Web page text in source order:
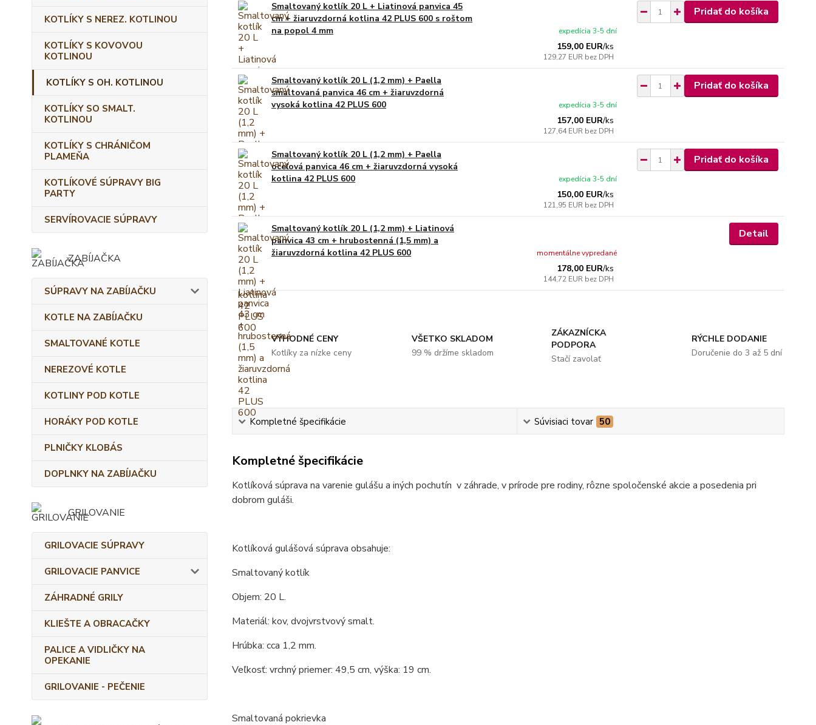
KOTLÍKY S NEREZ. KOTLINOU
KOTLÍKY S KOVOVOU
KOTLINOU
KOTLÍKY S OH. KOTLINOU
KOTLÍKY SO SMALT.
KOTLINOU
KOTLÍKY S CHRÁNIČOM
PLAMEŇA
KOTLÍKOVÉ SÚPRAVY BIG
PARTY
SERVÍROVACIE SÚPRAVY
ZABÍJAČKA
SÚPRAVY NA ZABÍJAČKU
KOTLE NA ZABÍJAČKU
SMALTOVANÉ KOTLE
NEREZOVÉ KOTLE
KOTLINY POD KOTLE
HORÁKY POD KOTLE
PLNIČKY KLOBÁS
DOPLNKY NA ZABÍJAČKU
GRILOVANIE
GRILOVACIE SÚPRAVY
GRILOVACIE PANVICE
ZÁHRADNÉ GRILY
KLIEŠTE A OBRACAČKY
PALICE A VIDLIČKY NA
OPEKANIE
GRILOVANIE - PEČENIE
Smaltovaný kotlík 20 L + Liatinová panvica 45
cm + žiaruvzdorná kotlina 42 PLUS 600 s roštom
na popol 4 mm
159,00 EUR/ks
129,27 EUR bez DPH
expedícia 3-5 dní
Pridať do košíka
Smaltovaný kotlík 20 L (1,2 mm) + Paella
smaltovaná panvica 46 cm + žiaruvzdorná
vysoká kotlina 42 PLUS 600
157,00 EUR/ks
127,64 EUR bez DPH
expedícia 3-5 dní
Pridať do košíka
Smaltovaný kotlík 20 L (1,2 mm) + Paella
oceľová panvica 46 cm + žiaruvzdorná vysoká
kotlina 42 PLUS 600
150,00 EUR/ks
121,95 EUR bez DPH
expedícia 3-5 dní
Pridať do košíka
Smaltovaný kotlík 20 L (1,2 mm) + Liatinová
panvica 43 cm + hrubostenná (1,5 mm) a
žiaruvzdorná kotlina 42 PLUS 600
178,00 EUR/ks
144,72 EUR bez DPH
momentálne vypredané
Detail
VÝHODNÉ CENY
Kotlíky za nízke ceny
VŠETKO SKLADOM
99 % držíme skladom
ZÁKAZNÍCKA
PODPORA
Stačí zavolať
RÝCHLE DODANIE
Doručenie do 3 až 5 dní
Kompletné špecifikácie Súvisiaci tovar 50
Kompletné špecifikácie
Kotlíková súprava na varenie gulášu a iných pochutín v záhrade, v prírode pre rodiny, rôzne spoločenské akcie a posedenia pri
dobrom guláši.
Kotlíková gulášová súprava obsahuje:
Smaltovaný kotlík
Objem: 20 L.
Materiál: kov, dvojvrstvový smalt.
Hrúbka: cca 1,2 mm.
Veľkosť: vrchný priemer: 49,5 cm, výška: 19 cm.
Smaltovaná pokrievka